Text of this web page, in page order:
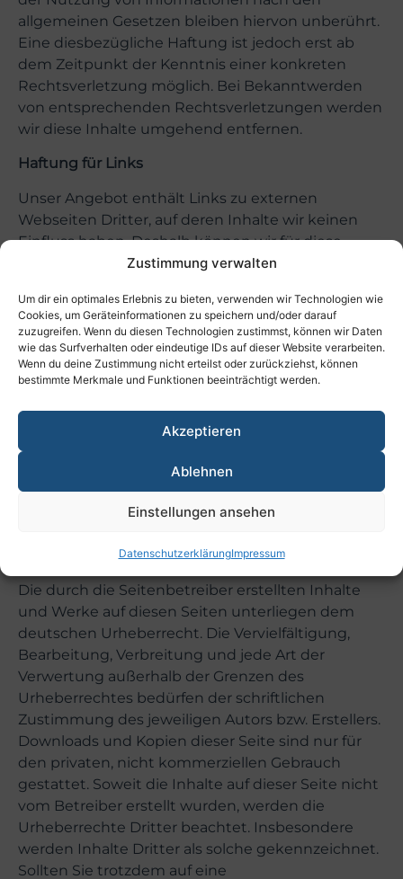
Zustimmung verwalten
Um dir ein optimales Erlebnis zu bieten, verwenden wir Technologien wie
Cookies, um Geräteinformationen zu speichern und/oder darauf
zuzugreifen. Wenn du diesen Technologien zustimmst, können wir Daten
wie das Surfverhalten oder eindeutige IDs auf dieser Website verarbeiten.
Wenn du deine Zustimmung nicht erteilst oder zurückziehst, können
bestimmte Merkmale und Funktionen beeinträchtigt werden.
Akzeptieren
Ablehnen
Einstellungen ansehen
DatenschutzerklärungImpressum
allgemeinen Gesetzen bleiben hiervon unberührt.
Eine diesbezügliche Haftung ist jedoch erst ab
dem Zeitpunkt der Kenntnis einer konkreten
Rechtsverletzung möglich. Bei Bekanntwerden
von entsprechenden Rechtsverletzungen werden
wir diese Inhalte umgehend entfernen.
Haftung für Links
Unser Angebot enthält Links zu externen
Webseiten Dritter, auf deren Inhalte wir keinen
Einfluss haben. Deshalb können wir für diese
fremden Inhalte auch keine Gewähr übernehmen.
jeweilige Anbieter oder Betreiber der Seiten
verantwortlich. Die verlinkten Seiten wurden zum
Zeitpunkt der Verlinkung auf mögliche
Rechtsverstöße überprüft. Rechtswidrige Inhalte
waren zum Zeitpunkt der Verlinkung nicht
erkennbar. Eine permanente inhaltliche Kontrolle
der verlinkten Seiten ist jedoch ohne konkrete
Anhaltspunkte einer Rechtsverletzung nicht
zumutbar. Bei Bekanntwerden von
umgehend entfernen.
Die durch die Seitenbetreiber erstellten Inhalte
und Werke auf diesen Seiten unterliegen dem
deutschen Urheberrecht. Die Vervielfältigung,
Bearbeitung, Verbreitung und jede Art der
Verwertung außerhalb der Grenzen des
Urheberrechtes bedürfen der schriftlichen
Zustimmung des jeweiligen Autors bzw. Erstellers.
Downloads und Kopien dieser Seite sind nur für
den privaten, nicht kommerziellen Gebrauch
gestattet. Soweit die Inhalte auf dieser Seite nicht
vom Betreiber erstellt wurden, werden die
Urheberrechte Dritter beachtet. Insbesondere
werden Inhalte Dritter als solche gekennzeichnet.
Sollten Sie trotzdem auf eine